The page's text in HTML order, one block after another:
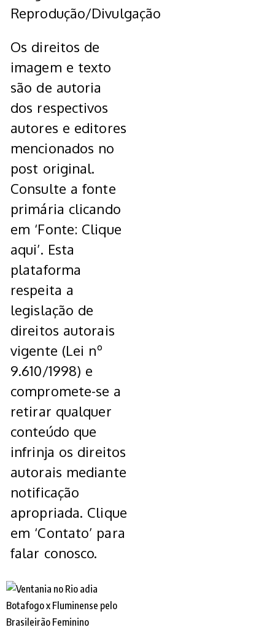
Reprodução/Divulgação
Os direitos de
imagem e texto
são de autoria
dos respectivos
autores e editores
mencionados no
post original.
Consulte a fonte
primária clicando
em ‘Fonte: Clique
aqui’. Esta
plataforma
respeita a
legislação de
direitos autorais
vigente (Lei nº
9.610/1998) e
compromete-se a
retirar qualquer
conteúdo que
infrinja os direitos
autorais mediante
notificação
apropriada. Clique
em ‘Contato’ para
falar conosco.